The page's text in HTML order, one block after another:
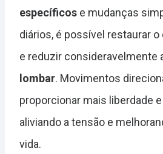
específicos e mudanças
diários, é possível restaurar o
e reduzir consideravelmente
lombar. Movimentos
proporcionar mais liberdade
aliviando a tensão e
vida.